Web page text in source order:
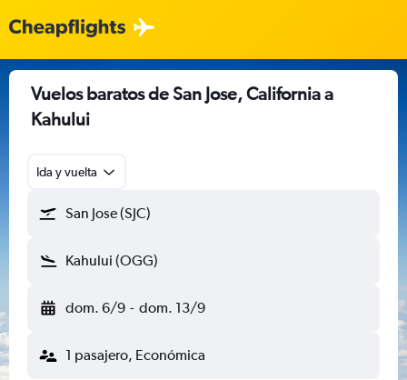
Vuelos baratos de San Jose, California a
Kahului
Ida y vuelta
San Jose (SJC)
Kahului (OGG)
dom. 6/9 - dom. 13/9
1 pasajero, Económica